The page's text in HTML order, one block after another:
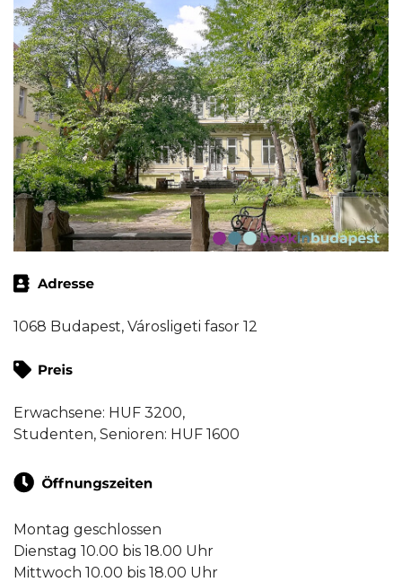
1068 Budapest, Városligeti fasor 12
Erwachsene: HUF 3200,
Studenten, Senioren: HUF 1600
Montag geschlossen
Dienstag 10.00 bis 18.00 Uhr
Mittwoch 10.00 bis 18.00 Uhr